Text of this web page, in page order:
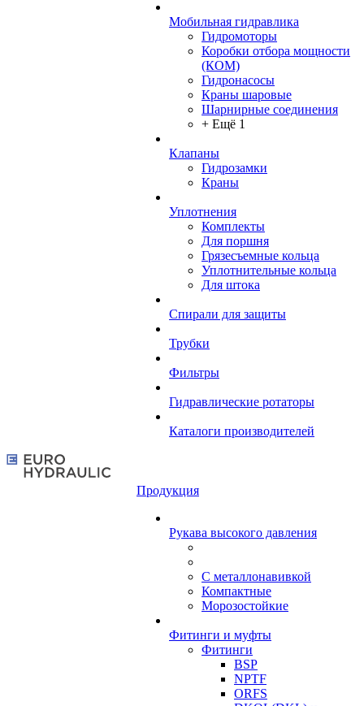
Мобильная гидравлика
Гидромоторы
Коробки отбора мощности
(КОМ)
Гидронасосы
Краны шаровые
Шарнирные соединения
+ Ещё 1
Клапаны
Гидрозамки
Краны
Уплотнения
Комплекты
Для поршня
Грязесъемные кольца
Уплотнительные кольца
Для штока
Спирали для защиты
Трубки
Фильтры
Гидравлические ротаторы
Каталоги производителей
Продукция
Рукава высокого давления
С металлонавивкой
Компактные
Морозостойкие
Фитинги и муфты
Фитинги
BSP
NPTF
ORFS